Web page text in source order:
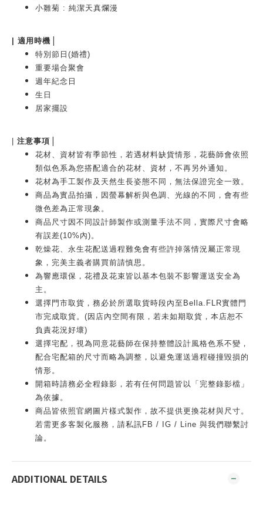
小雛菊 : 純潔天真爛漫
| 適用時機 |
特別節日(婚禮)
重要場合聚會
週年紀念日
生日
居家擺設
注意事項 |
花材、資材皆有季節性，若遇材料缺貨情形，花藝師會依照
類似色系為您搭配適合的花材、資材，不再另外通知。
花材為手工製作及天然生長姿態不同，無法保證完全一致。
商品為實品拍攝，因螢幕解析與色調、光線的不同，會有些
微色差為正常現象。
商品尺寸因不同設計師製作或測量手法不同，實際尺寸會略
有誤差(10%內)。
乾燥花、永生花配送過程難免會有些許掉落情況屬正常現
象，完美主義者購買前請慎思。
為響應環保，花禮及花束皆以基本包裝不影響運送安全為
主。
選擇門市取貨，務必於所選取貨時段內至Bella.FLR實體門
市完成取貨。(因店內空間有限，若未如期取貨，本店恕不
負責花況好壞)
選擇宅配，視為同意花藝師在保持整體設計風格色系不變，
配合宅配箱的尺寸而略為調整，以避免運送過程碰撞毀損的
情形。
開箱時請務必全程錄影，若有任何問題皆以「完整錄影檔」
為依據。
商品皆依照官網圖片樣式製作，故不提供更換花材與尺寸。
若需更多客製化服務，請私訊FB / IG / Line 與我們聯繫討
論。
ADDITIONAL DETAILS